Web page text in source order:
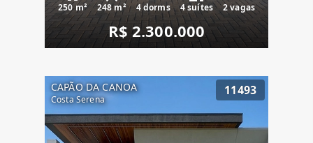
250 m² 248 m² 4 dorms 4 suítes 2 vagas
R$ 2.300.000
CAPÃO DA CANOA
Costa Serena
11493